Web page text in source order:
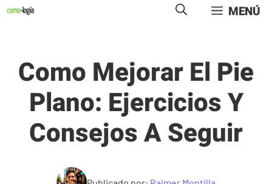
Saltar
MENÚ
Como Mejorar El Pie
Plano: Ejercicios Y
Consejos A Seguir